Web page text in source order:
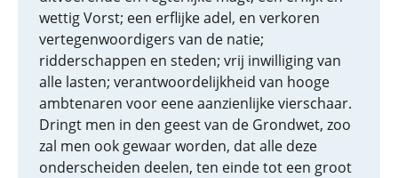
wettig Vorst; een erflijke adel, en verkoren
vertegenwoordigers van de natie;
ridderschappen en steden; vrij inwilliging van
alle lasten; verantwoordelijkheid van hooge
ambtenaren voor eene aanzienlijke vierschaar.
Dringt men in den geest van de Grondwet, zoo
zal men ook gewaar worden, dat alle deze
onderscheiden deelen, ten einde tot een groot